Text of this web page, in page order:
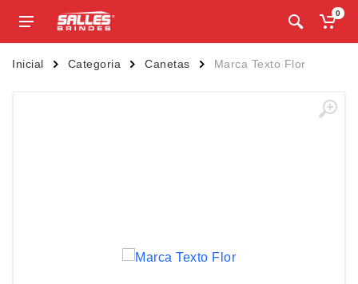
0
Inicial Categoria Canetas Marca Texto Flor